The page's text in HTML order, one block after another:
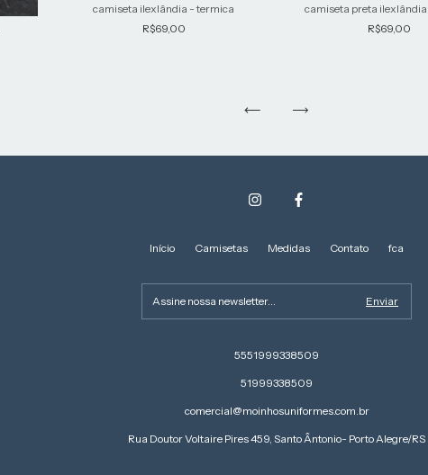
camiseta ilexlândia - termica
R$69,00
camiseta preta
R$69,00
Início Camisetas Medidas Contato fca
5551999338509
51999338509
comercial@moinhosuniformes.com.br
Rua Doutor Voltaire Pires 459, Santo Ântonio- Porto Alegre/RS